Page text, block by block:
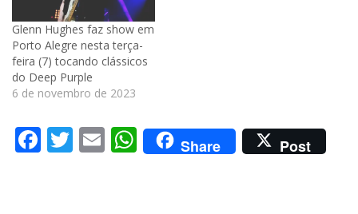
Glenn Hughes faz show em
Porto Alegre nesta terça-
feira (7) tocando clássicos
do Deep Purple
6 de novembro de 2023
Facebook
Twitter
EmailWhatsApp
Share Post